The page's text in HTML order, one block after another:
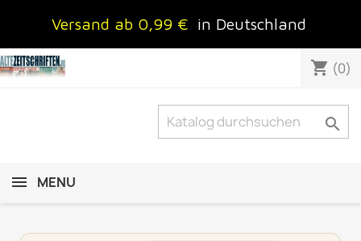
Versand ab 0,99 € in Deutschland
shopping_cart (0)

MENU